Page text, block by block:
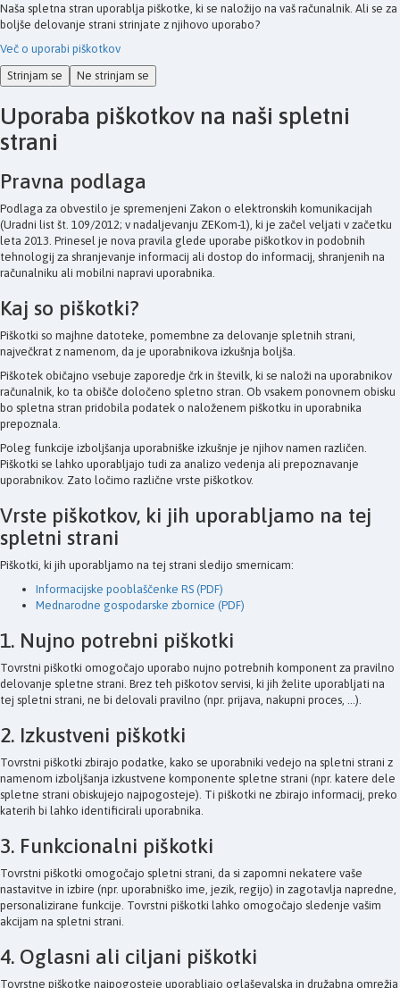
Naša spletna stran uporablja piškotke, ki se naložijo na vaš računalnik. Ali se za
boljše delovanje strani strinjate z njihovo uporabo?
Več o uporabi piškotkov
Strinjam se
Ne strinjam se
Uporaba piškotkov na naši spletni
strani
Pravna podlaga
Podlaga za obvestilo je spremenjeni Zakon o elektronskih komunikacijah
(Uradni list št. 109/2012; v nadaljevanju ZEKom-1), ki je začel veljati v začetku
leta 2013. Prinesel je nova pravila glede uporabe piškotkov in podobnih
tehnologij za shranjevanje informacij ali dostop do informacij, shranjenih na
računalniku ali mobilni napravi uporabnika.
Kaj so piškotki?
Piškotki so majhne datoteke, pomembne za delovanje spletnih strani,
največkrat z namenom, da je uporabnikova izkušnja boljša.
Piškotek običajno vsebuje zaporedje črk in številk, ki se naloži na uporabnikov
računalnik, ko ta obišče določeno spletno stran. Ob vsakem ponovnem obisku
bo spletna stran pridobila podatek o naloženem piškotku in uporabnika
prepoznala.
Poleg funkcije izboljšanja uporabniške izkušnje je njihov namen različen.
Piškotki se lahko uporabljajo tudi za analizo vedenja ali prepoznavanje
uporabnikov. Zato ločimo različne vrste piškotkov.
Vrste piškotkov, ki jih uporabljamo na tej
spletni strani
Piškotki, ki jih uporabljamo na tej strani sledijo smernicam:
Informacijske pooblaščenke RS (PDF)
Mednarodne gospodarske zbornice (PDF)
1. Nujno potrebni piškotki
Tovrstni piškotki omogočajo uporabo nujno potrebnih komponent za pravilno
delovanje spletne strani. Brez teh piškotov servisi, ki jih želite uporabljati na
tej spletni strani, ne bi delovali pravilno (npr. prijava, nakupni proces, ...).
2. Izkustveni piškotki
Tovrstni piškotki zbirajo podatke, kako se uporabniki vedejo na spletni strani z
namenom izboljšanja izkustvene komponente spletne strani (npr. katere dele
spletne strani obiskujejo najpogosteje). Ti piškotki ne zbirajo informacij, preko
katerih bi lahko identificirali uporabnika.
3. Funkcionalni piškotki
Tovrstni piškotki omogočajo spletni strani, da si zapomni nekatere vaše
nastavitve in izbire (npr. uporabniško ime, jezik, regijo) in zagotavlja napredne,
personalizirane funkcije. Tovrstni piškotki lahko omogočajo sledenje vašim
akcijam na spletni strani.
4. Oglasni ali ciljani piškotki
Tovrstne piškotke najpogosteje uporabljajo oglaševalska in družabna omrežja